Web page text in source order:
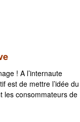
! A l’internaute
est de mettre l’idée du
les consommateurs de